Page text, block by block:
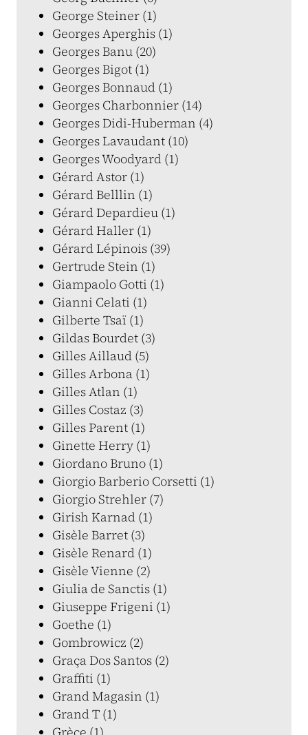
George Steiner (1)
Georges Aperghis (1)
Georges Banu (20)
Georges Bigot (1)
Georges Bonnaud (1)
Georges Charbonnier (14)
Georges Didi-Huberman (4)
Georges Lavaudant (10)
Georges Woodyard (1)
Gérard Astor (1)
Gérard Belllin (1)
Gérard Depardieu (1)
Gérard Haller (1)
Gérard Lépinois (39)
Gertrude Stein (1)
Giampaolo Gotti (1)
Gianni Celati (1)
Gilberte Tsaï (1)
Gildas Bourdet (3)
Gilles Aillaud (5)
Gilles Arbona (1)
Gilles Atlan (1)
Gilles Costaz (3)
Gilles Parent (1)
Ginette Herry (1)
Giordano Bruno (1)
Giorgio Barberio Corsetti (1)
Giorgio Strehler (7)
Girish Karnad (1)
Gisèle Barret (3)
Gisèle Renard (1)
Gisèle Vienne (2)
Giulia de Sanctis (1)
Giuseppe Frigeni (1)
Goethe (1)
Gombrowicz (2)
Graça Dos Santos (2)
Graffiti (1)
Grand Magasin (1)
Grand T (1)